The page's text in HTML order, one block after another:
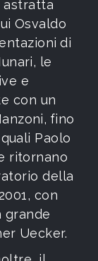
astratta
Osvaldo
di
le
e
con un
fino
Paolo
ritornano
della
con
grande
Uecker.